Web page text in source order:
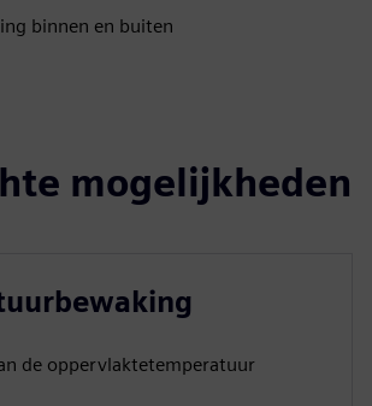
binnen en buiten
mogelijkheden
de oppervlaktetemperatuur